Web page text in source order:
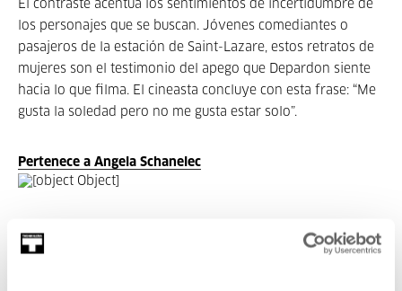
El contraste acentúa los sentimientos de incertidumbre de
los personajes que se buscan. Jóvenes comediantes o
pasajeros de la estación de Saint-Lazare, estos retratos de
mujeres son el testimonio del apego que Depardon siente
hacia lo que filma. El cineasta concluye con esta frase: “Me
gusta la soledad pero no me gusta estar solo”.
Pertenece a Angela Schanelec
Pertenece a Ciclo: Angela